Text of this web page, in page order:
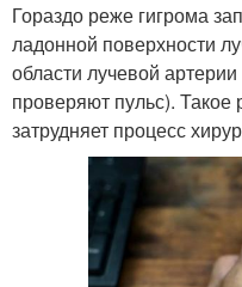
Гораздо реже гигрома
ладонной поверхности
области лучевой
проверяют пульс).
затрудняет процесс